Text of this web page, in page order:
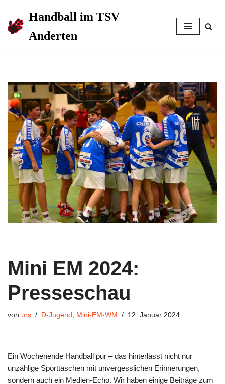
Zum
Handball im TSV
Anderten
Mini EM 2024:
Presseschau
von urs D-Jugend Mini-EM-WM 12. Januar 2024
Ein Wochenende Handball pur – das hinterlässt nicht nur
unzählige Sporttaschen mit unvergesslichen Erinnerungen,
sondern auch ein Medien-Echo. Wir haben einige Beiträge zum